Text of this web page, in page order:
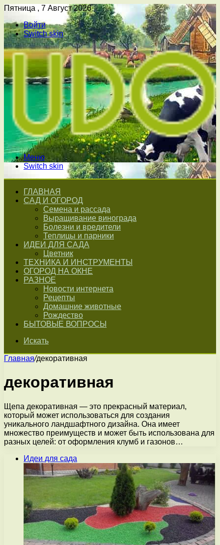
Пятница , 7 Август 2026
Войти
Switch skin
Меню
Switch skin
ГЛАВНАЯ
САД И ОГОРОД
Семена и рассада
Выращивание винограда
Болезни и вредители
Теплицы и парники
ИДЕИ ДЛЯ САДА
Цветник
ТЕХНИКА И ИНСТРУМЕНТЫ
ОГОРОД НА ОКНЕ
РАЗНОЕ
Новости интернета
Рецепты
Домашние животные
Рождество
БЫТОВЫЕ ВОПРОСЫ
Искать
Главная/декоративная
декоративная
Щепа декоративная — это прекрасный материал,
который может использоваться для создания
уникального ландшафтного дизайна. Она имеет
множество преимуществ и может быть использована для
разных целей: от оформления клумб и газонов…
Идеи для сада